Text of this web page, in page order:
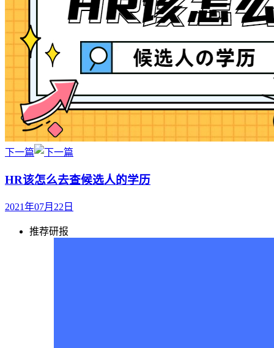
下一篇
HR该怎么去查候选人的学历
2021年07月22日
推荐研报